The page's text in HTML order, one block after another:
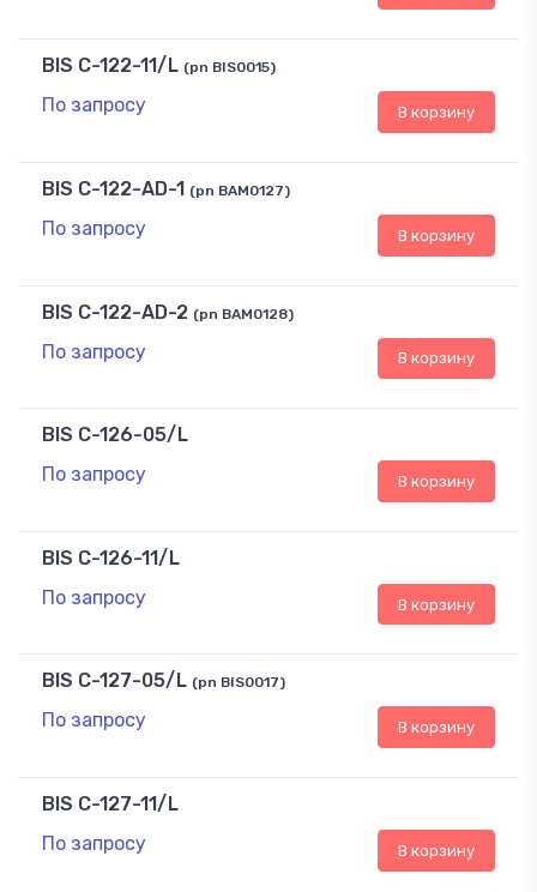
BIS C-122-11/L (pn BIS0015)
По запросу В корзину
BIS C-122-AD-1 (pn BAM0127)
По запросу В корзину
BIS C-122-AD-2 (pn BAM0128)
По запросу В корзину
BIS C-126-05/L
По запросу
В корзину
BIS C-126-11/L
По запросу
В корзину
BIS C-127-05/L (pn BIS0017)
По запросу В корзину
BIS C-127-11/L
По запросу
В корзину